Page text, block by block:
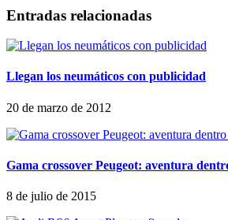
Entradas relacionadas
Llegan los neumáticos con publicidad
20 de marzo de 2012
Gama crossover Peugeot: aventura
8 de julio de 2015